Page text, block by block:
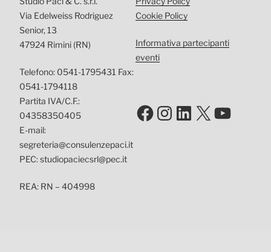
Via Edelweiss Rodriguez
Senior, 13
47924 Rimini (RN)
Telefono: 0541-1795431 Fax:
0541-1794118
Partita IVA/C.F.:
04358350405
E-mail:
segreteria@consulenzepaci.it
PEC: studiopaciecsrl@pec.it
REA: RN – 404998
Cookie Policy
Informativa partecipanti
eventi
Facebook
Instagram
LinkedIn
X